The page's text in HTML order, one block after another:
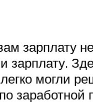
зарплату.
могли
заработной